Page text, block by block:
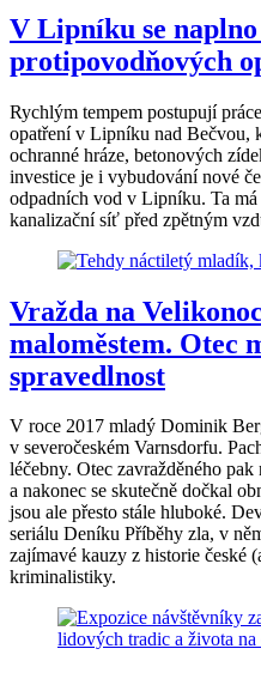
V Lipníku se
protipovodňových
Rychlým tempem postupují
opatření v Lipníku nad Bečvou,
ochranné hráze, betonových
investice je i vybudování nové
odpadních vod v Lipníku. Ta
kanalizační síť před zpětným
Vražda na
maloměstem. Otec
spravedlnost
V roce 2017 mladý Dominik
v severočeském Varnsdorfu.
léčebny. Otec zavražděného
a nakonec se skutečně dočkal
jsou ale přesto stále hluboké.
seriálu Deníku Příběhy zla, v
zajímavé kauzy z historie české
kriminalistiky.